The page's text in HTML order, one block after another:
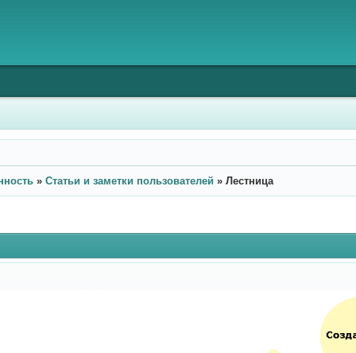
» Статьи и заметки пользователей » Лестница